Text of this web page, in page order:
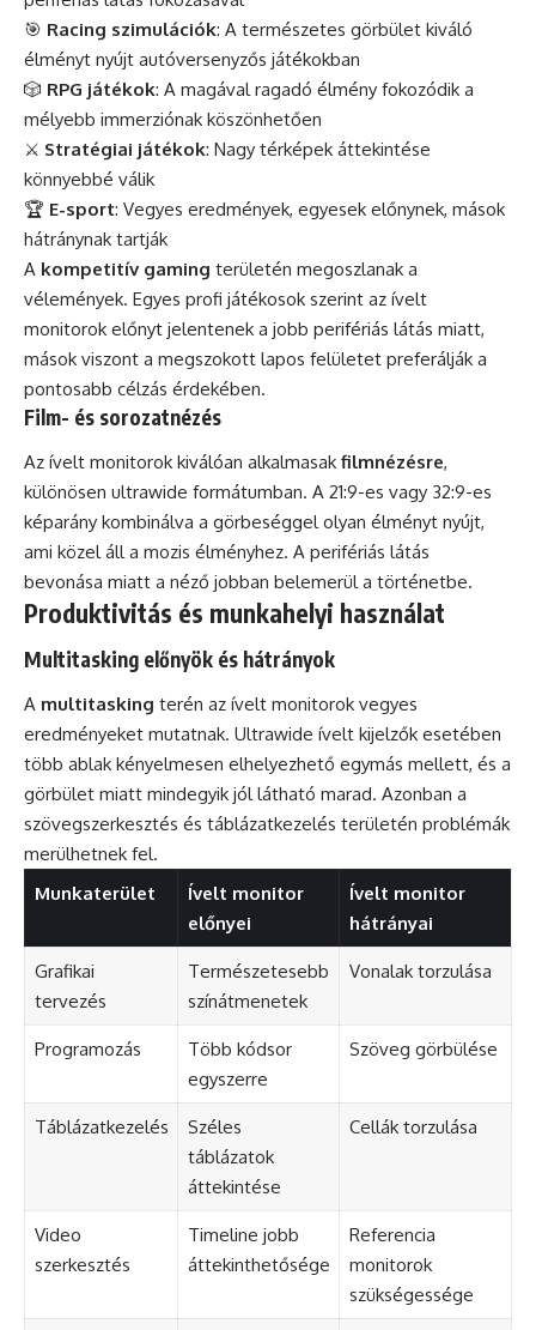
🎯 Racing szimulációk: A természetes görbület kiváló
élményt nyújt autóversenyzős játékokban
🎲 RPG játékok: A magával ragadó élmény fokozódik a
mélyebb immerziónak köszönhetően
⚔️ Stratégiai játékok: Nagy térképek áttekintése
könnyebbé válik
🏆 E-sport: Vegyes eredmények, egyesek előnynek, mások
hátránynak tartják
A kompetitív gaming területén megoszlanak a
vélemények. Egyes profi játékosok szerint az ívelt
monitorok előnyt jelentenek a jobb perifériás látás miatt,
mások viszont a megszokott lapos felületet preferálják a
pontosabb célzás érdekében.
Film- és sorozatnézés
Az ívelt monitorok kiválóan alkalmasak filmnézésre,
különösen ultrawide formátumban. A 21:9-es vagy 32:9-es
képarány kombinálva a görbeséggel olyan élményt nyújt,
ami közel áll a mozis élményhez. A perifériás látás
bevonása miatt a néző jobban belemerül a történetbe.
Produktivitás és munkahelyi használat
Multitasking előnyök és hátrányok
A multitasking terén az ívelt monitorok vegyes
eredményeket mutatnak. Ultrawide ívelt kijelzők esetében
több ablak kényelmesen elhelyezhető egymás mellett, és a
görbület miatt mindegyik jól látható marad. Azonban a
szövegszerkesztés és táblázatkezelés területén problémák
merülhetnek fel.
Munkaterület
Ívelt monitor
előnyei
Ívelt monitor
hátrányai
Grafikai
tervezés
Természetesebb
színátmenetek
Vonalak torzulása
Programozás
Több kódsor
egyszerre
Szöveg görbülése
Táblázatkezelés
Széles
táblázatok
áttekintése
Cellák torzulása
Video
szerkesztés
Timeline jobb
áttekinthetősége
Referencia
monitorok
szükségessége